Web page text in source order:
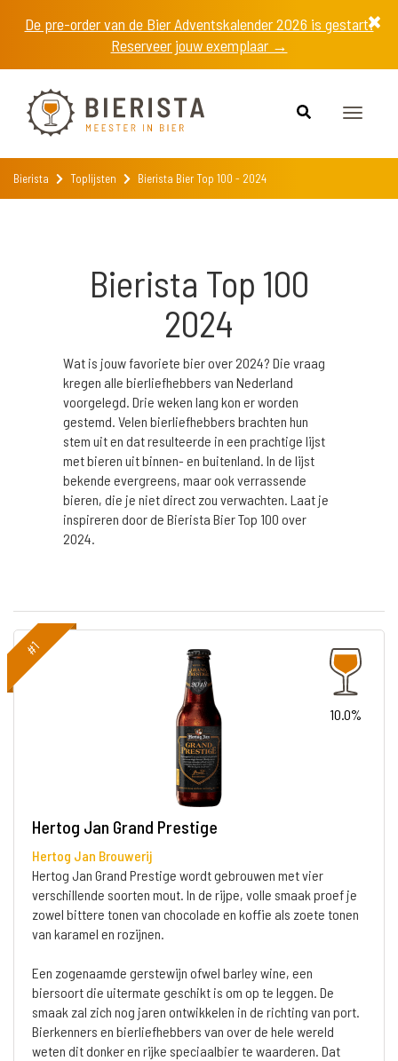
De pre-order van de Bier Adventskalender 2026 is gestart!
Reserveer jouw exemplaar →
Toggle
Bierista Toplijsten Bierista Bier Top 100 - 2024
Bierista Top 100
2024
Wat is jouw favoriete bier over 2024? Die vraag
kregen alle bierliefhebbers van Nederland
voorgelegd. Drie weken lang kon er worden
gestemd. Velen bierliefhebbers brachten hun
stem uit en dat resulteerde in een prachtige lijst
met bieren uit binnen- en buitenland. In de lijst
bekende evergreens, maar ook verrassende
bieren, die je niet direct zou verwachten. Laat je
inspireren door de Bierista Bier Top 100 over
2024.
#1
10.0%
Hertog Jan Grand Prestige
Hertog Jan Brouwerij
Hertog Jan Grand Prestige wordt gebrouwen met vier
verschillende soorten mout. In de rijpe, volle smaak proef je
zowel bittere tonen van chocolade en koffie als zoete tonen
van karamel en rozijnen.
Een zogenaamde gerstewijn ofwel barley wine, een
biersoort die uitermate geschikt is om op te leggen. De
smaak zal zich nog jaren ontwikkelen in de richting van port.
Bierkenners en bierliefhebbers van over de hele wereld
weten dit donker en rijke speciaalbier te waarderen. Dat